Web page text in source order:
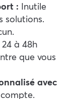
: Inutile
solutions.
24 à 48h
que vous
avec